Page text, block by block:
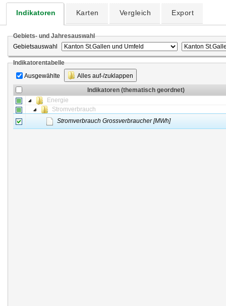
Indikatoren Karten Vergleich Export
Gebiets- und Jahresauswahl
Gebietsauswahl
Indikatorentabelle
Ausgewählte
Alles auf-/zuklappen
Indikatoren (thematisch geordnet)
Energie
Stromverbrauch
Stromverbrauch Grossverbraucher [MWh]